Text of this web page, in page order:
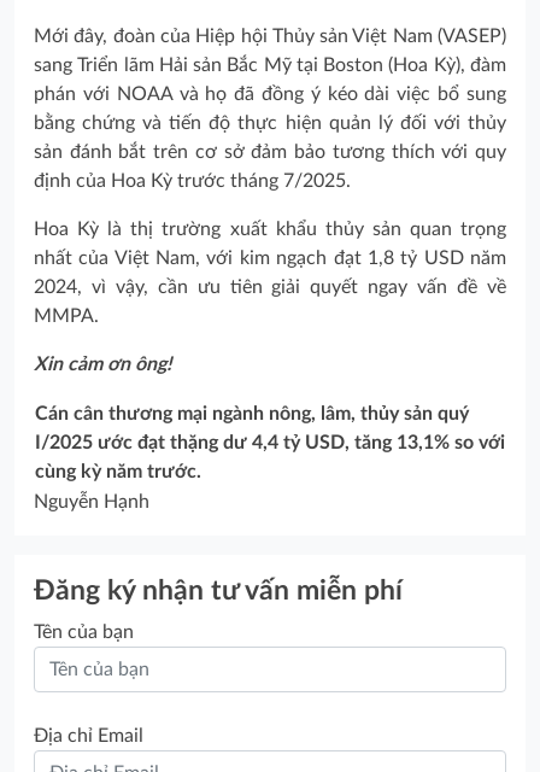
Mới đây, đoàn của Hiệp hội Thủy sản Việt Nam (VASEP)
sang Triển lãm Hải sản Bắc Mỹ tại Boston (Hoa Kỳ), đàm
phán với NOAA và họ đã đồng ý kéo dài việc bổ sung
bằng chứng và tiến độ thực hiện quản lý đối với thủy
sản đánh bắt trên cơ sở đảm bảo tương thích với quy
định của Hoa Kỳ trước tháng 7/2025.
Hoa Kỳ là thị trường xuất khẩu thủy sản quan trọng
nhất của Việt Nam, với kim ngạch đạt 1,8 tỷ USD năm
2024, vì vậy, cần ưu tiên giải quyết ngay vấn đề về
MMPA.
Xin cảm ơn ông!
Cán cân thương mại ngành nông, lâm, thủy sản quý
I/2025 ước đạt thặng dư 4,4 tỷ USD, tăng 13,1% so với
cùng kỳ năm trước.
Nguyễn Hạnh
Đăng ký nhận tư vấn miễn phí
Tên của bạn
Địa chỉ Email